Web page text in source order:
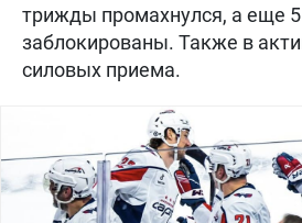
трижды промахнулся, а еще
заблокированы. Также в
силовых приема.